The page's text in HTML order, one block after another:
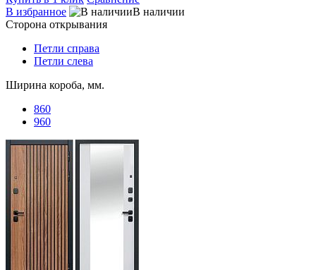
В избранное
В наличии
Сторона открывания
Петли справа
Петли слева
Ширина короба, мм.
860
960